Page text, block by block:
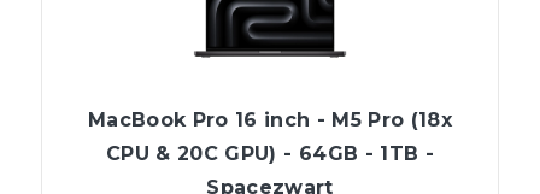
MacBook Pro 16 inch - M5 Pro (18x
CPU & 20C GPU) - 64GB - 1TB -
Spacezwart